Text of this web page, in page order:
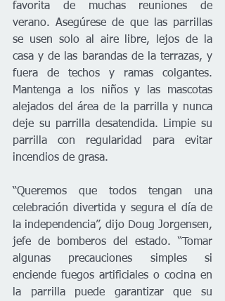
favorita de muchas reuniones de
verano. Asegúrese de que las parrillas
se usen solo al aire libre, lejos de la
casa y de las barandas de la terrazas, y
fuera de techos y ramas colgantes.
Mantenga a los niños y las mascotas
alejados del área de la parrilla y nunca
deje su parrilla desatendida. Limpie su
parrilla con regularidad para evitar
incendios de grasa.
“Queremos que todos tengan una
celebración divertida y segura el día de
la independencia”, dijo Doug Jorgensen,
jefe de bomberos del estado. “Tomar
algunas precauciones simples si
enciende fuegos artificiales o cocina en
la parrilla puede garantizar que su